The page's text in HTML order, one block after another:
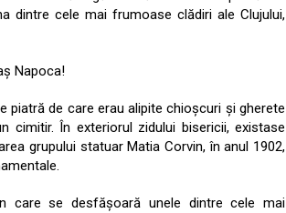
dintre cele mai frumoase clădiri ale Clujului,
Napoca!
piatră de care erau alipite chioșcuri și gherete
cimitir. În exteriorul zidului bisericii, existase
grupului statuar Matia Corvin, în anul 1902,
care se desfășoară unele dintre cele mai